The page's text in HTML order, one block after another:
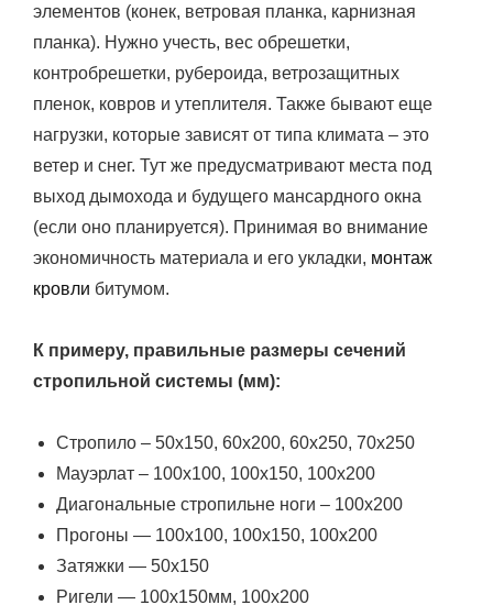
элементов (конек, ветровая планка, карнизная
планка). Нужно учесть, вес обрешетки,
контробрешетки, рубероида, ветрозащитных
пленок, ковров и утеплителя. Также бывают еще
нагрузки, которые зависят от типа климата – это
ветер и снег. Тут же предусматривают места под
выход дымохода и будущего мансардного окна
(если оно планируется). Принимая во внимание
экономичность материала и его укладки, монтаж
кровли битумом.
К примеру, правильные размеры сечений
стропильной системы (мм):
Стропило – 50х150, 60х200, 60х250, 70х250
Мауэрлат – 100х100, 100х150, 100х200
Диагональные стропильне ноги – 100х200
Прогоны — 100х100, 100х150, 100х200
Затяжки — 50х150
Ригели — 100х150мм, 100х200